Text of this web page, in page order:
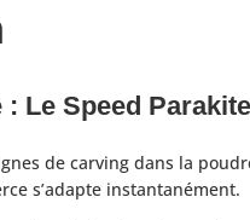
Le Speed Parakite
de carving dans la
s’adapte instantanément.